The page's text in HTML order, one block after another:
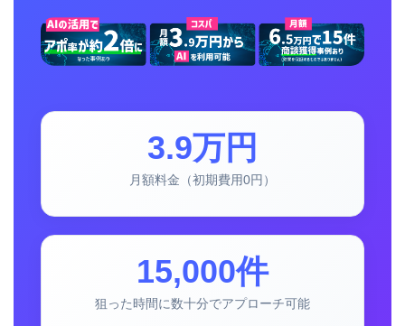
3.9万円
月額料金（初期費用0円）
15,000件
狙った時間に数十分でアプローチ可能